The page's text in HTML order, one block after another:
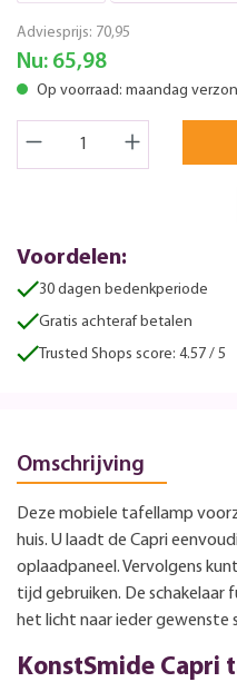
Adviesprijs: 70,95
Nu: 65,98
Op voorraad: maandag
Voordelen:
30 dagen bedenkperiode
Gratis achteraf betalen
Trusted Shops score: 4.57 / 5
Omschrijving
Deze mobiele tafellamp
huis. U laadt de Capri
oplaadpaneel. Vervolgens
tijd gebruiken. De schakelaar
het licht naar ieder gewenste
KonstSmide Capri